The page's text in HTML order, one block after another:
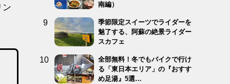
ン
南編）
季節限定スイーツでライダーを
魅了する、阿蘇の絶景ライダー
スカフェ
全部無料！冬でもバイクで行け
る「東日本エリア」の『おすす
め足湯』5選…